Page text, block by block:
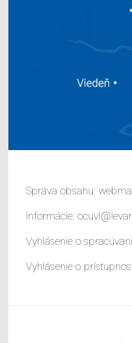
Správa obsahu:
Informácie:
Vyhlásenie o
Vyhlásenie o